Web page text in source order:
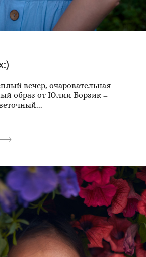
вечер, очаровательная
образ от Юлии Борзик =